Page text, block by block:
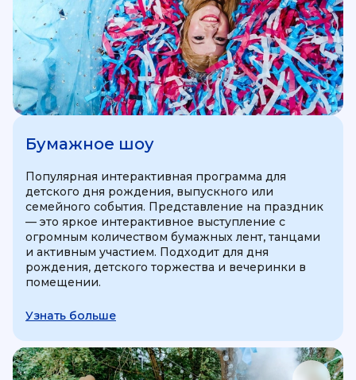
Бумажное шоу
Популярная интерактивная программа для
детского дня рождения, выпускного или
семейного события. Представление на праздник
— это яркое интерактивное выступление с
огромным количеством бумажных лент, танцами
и активным участием. Подходит для дня
рождения, детского торжества и вечеринки в
помещении.
Узнать больше